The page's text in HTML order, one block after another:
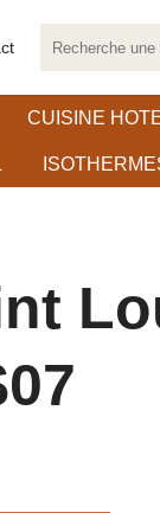
pour :
CUISINE